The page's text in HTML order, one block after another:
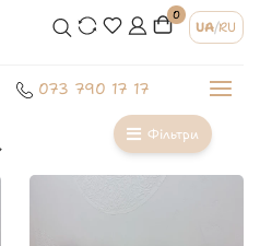
0
UA/RU
073 790 17 17
Фільтри